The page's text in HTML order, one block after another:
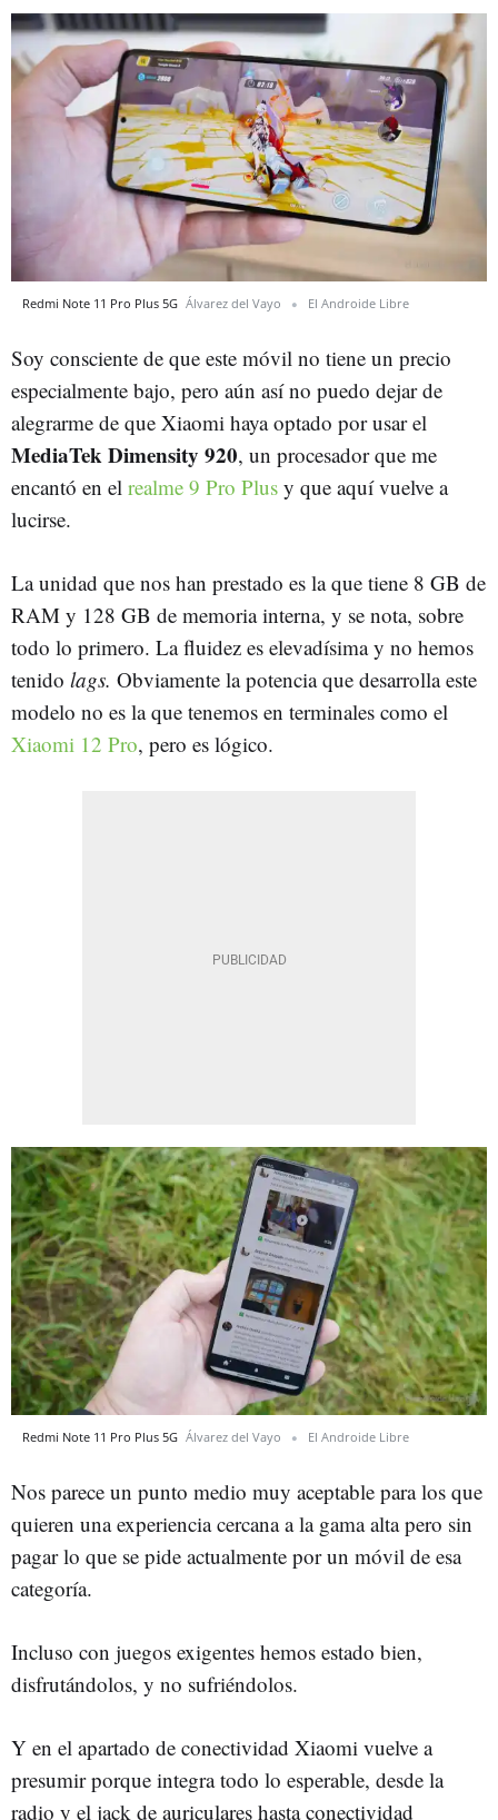
Redmi Note 11 Pro Plus 5G Álvarez del Vayo El Androide Libre
Soy consciente de que este móvil no tiene un precio
especialmente bajo, pero aún así no puedo dejar de
alegrarme de que Xiaomi haya optado por usar el
MediaTek Dimensity 920, un procesador que me
encantó en el realme 9 Pro Plus y que aquí vuelve a
lucirse.
La unidad que nos han prestado es la que tiene 8 GB de
RAM y 128 GB de memoria interna, y se nota, sobre
todo lo primero. La fluidez es elevadísima y no hemos
tenido lags. Obviamente la potencia que desarrolla este
modelo no es la que tenemos en terminales como el
Xiaomi 12 Pro, pero es lógico.
Redmi Note 11 Pro Plus 5G Álvarez del Vayo El Androide Libre
Nos parece un punto medio muy aceptable para los que
quieren una experiencia cercana a la gama alta pero sin
pagar lo que se pide actualmente por un móvil de esa
categoría.
Incluso con juegos exigentes hemos estado bien,
disfrutándolos, y no sufriéndolos.
Y en el apartado de conectividad Xiaomi vuelve a
presumir porque integra todo lo esperable, desde la
radio y el jack de auriculares hasta conectividad